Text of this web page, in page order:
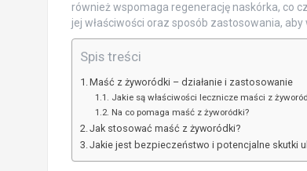
również wspomaga regenerację naskórka, co
jej właściwości oraz sposób zastosowania,
Spis treści
Maść z żyworódki – działanie i zastosowanie
Jakie są właściwości lecznicze maści z
Na co pomaga maść z żyworódki?
Jak stosować maść z żyworódki?
Jakie jest bezpieczeństwo i potencjalne skutki